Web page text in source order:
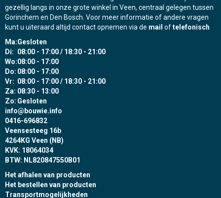
gezellig langs in onze grote winkel in Veen, centraal gelegen tussen
Gorinchem en Den Bosch. Voor meer informatie of andere vragen
kunt u uiteraard altijd contact opnemen via de mail oftelefonisch
Ma:Gesloten
Di: 08:00 - 17:00 / 18:30 - 21:00
Wo:08:00 - 17:00
Do: 08:00 - 17:00
Vr: 08:00 - 17:00 / 18:30 - 21:00
Za: 08:30 - 13:00
Zo: Gesloten
info@bouwie.info
0416-696832
Veensesteeg 16b
4264KG Veen (NB)
KVK: 18064034
BTW: NL820847550B01
Het afhalen van producten
Het bestellen van producten
Transportmogelijkheden